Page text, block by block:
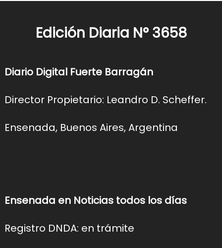
Edición Diaria N° 3658
Diario Digital Fuerte Barragán
Director Propietario: Leandro D. Scheffer.
Ensenada, Buenos Aires, Argentina
Ensenada en Noticias todos los días
Registro DNDA: en trámite